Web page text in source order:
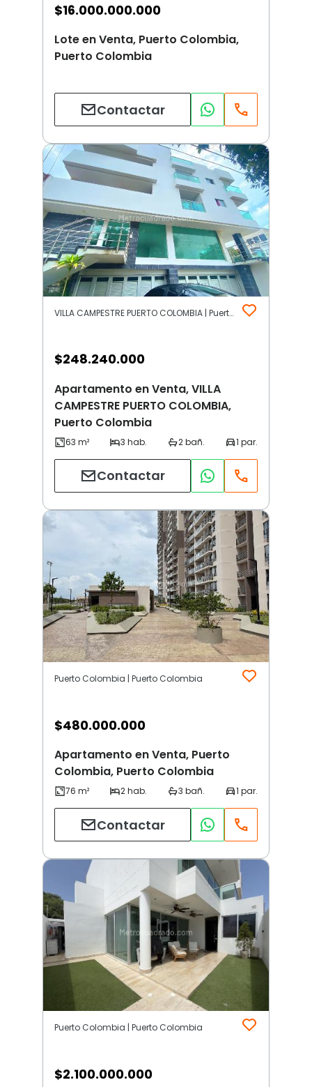
$16.000.000.000
Lote en Venta, Puerto Colombia,
Puerto Colombia
Contactar
VILLA CAMPESTRE PUERTO COLOMBIA | Puerto Colombia
$248.240.000
Apartamento en Venta, VILLA
CAMPESTRE PUERTO COLOMBIA,
Puerto Colombia
Contactar
Puerto Colombia | Puerto Colombia
$480.000.000
Apartamento en Venta, Puerto
Colombia, Puerto Colombia
Contactar
Puerto Colombia | Puerto Colombia
$2.100.000.000